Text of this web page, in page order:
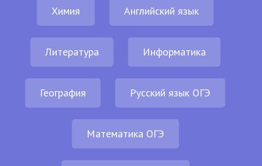
Химия Английский язык
Литература Информатика
География Русский язык ОГЭ
Математика ОГЭ